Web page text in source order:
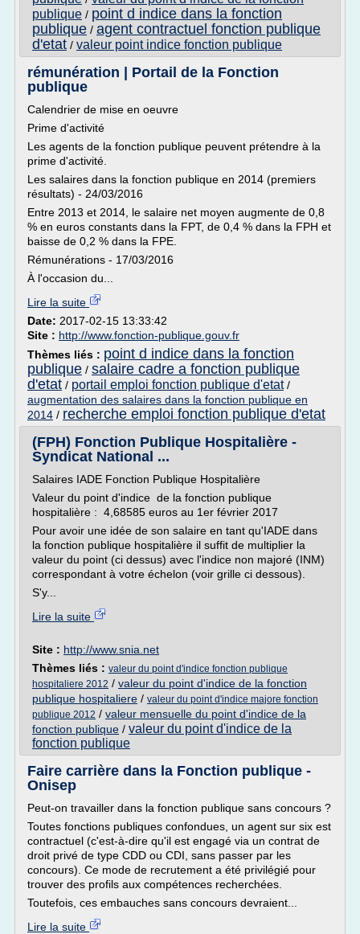
publique / point d indice dans la fonction
publique / agent contractuel fonction publique
d'etat / valeur point indice fonction publique
rémunération | Portail de la Fonction
publique
Calendrier de mise en oeuvre
Prime d'activité
Les agents de la fonction publique peuvent prétendre à la
prime d'activité.
Les salaires dans la fonction publique en 2014 (premiers
résultats) - 24/03/2016
Entre 2013 et 2014, le salaire net moyen augmente de 0,8
% en euros constants dans la FPT, de 0,4 % dans la FPH et
baisse de 0,2 % dans la FPE.
Rémunérations - 17/03/2016
À l'occasion du...
Lire la suite
Date: 2017-02-15 13:33:42
Site : http://www.fonction-publique.gouv.fr
Thèmes liés : point d indice dans la fonction
publique / salaire cadre a fonction publique
d'etat / portail emploi fonction publique d'etat/
augmentation des salaires dans la fonction publique en
2014 / recherche emploi fonction publique d'etat
(FPH) Fonction Publique Hospitalière -
Syndicat National ...
Salaires IADE Fonction Publique Hospitalière
Valeur du point d'indice de la fonction publique
hospitalière : 4,68585 euros au 1er février 2017
Pour avoir une idée de son salaire en tant qu'IADE dans
la fonction publique hospitalière il suffit de multiplier la
valeur du point (ci dessus) avec l'indice non majoré (INM)
correspondant à votre échelon (voir grille ci dessous).
S'y...
Lire la suite
Site : http://www.snia.net
Thèmes liés : valeur du point d'indice fonction publique
hospitaliere 2012 / valeur du point d'indice de la fonction
publique hospitaliere / valeur du point d'indice majore fonction
publique 2012 / valeur mensuelle du point d'indice de la
fonction publique / valeur du point d'indice de la
fonction publique
Faire carrière dans la Fonction publique -
Onisep
Peut-on travailler dans la fonction publique sans concours ?
Toutes fonctions publiques confondues, un agent sur six est
contractuel (c'est-à-dire qu'il est engagé via un contrat de
droit privé de type CDD ou CDI, sans passer par les
concours). Ce mode de recrutement a été privilégié pour
trouver des profils aux compétences recherchées.
Toutefois, ces embauches sans concours devraient...
Lire la suite